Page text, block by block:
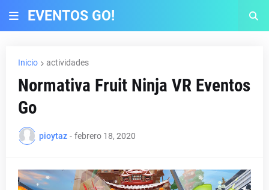
EVENTOS GO!
Inicio actividades
Normativa Fruit Ninja VR Eventos
Go
pioytaz - febrero 18, 2020